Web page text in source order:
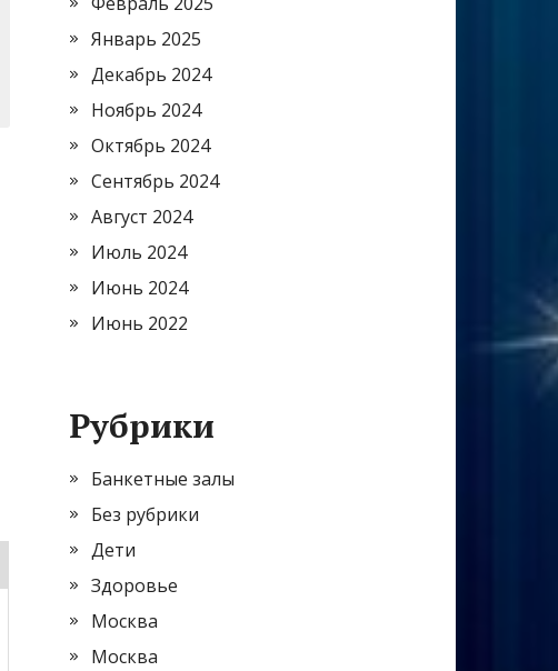
Январь 2025
Декабрь 2024
Ноябрь 2024
Октябрь 2024
Сентябрь 2024
Август 2024
Июль 2024
Июнь 2024
Июнь 2022
Рубрики
Банкетные залы
Без рубрики
Дети
Здоровье
Москва
Москва